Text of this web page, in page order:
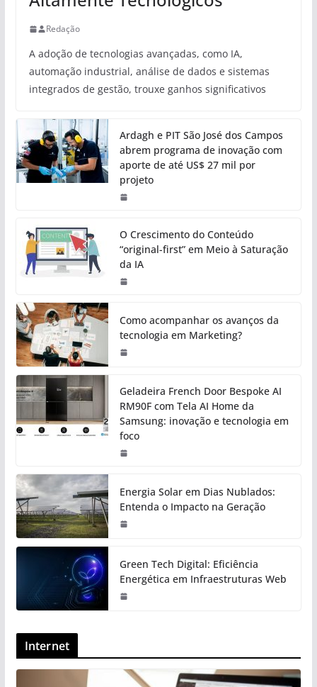
Redação
A adoção de tecnologias avançadas, como IA,
automação industrial, análise de dados e sistemas
integrados de gestão, trouxe ganhos significativos
Ardagh e PIT São José dos Campos
abrem programa de inovação com
aporte de até US$ 27 mil por
projeto
O Crescimento do Conteúdo
“original-first” em Meio à Saturação
da IA
Como acompanhar os avanços da
tecnologia em Marketing?
Geladeira French Door Bespoke AI
RM90F com Tela AI Home da
Samsung: inovação e tecnologia em
foco
Energia Solar em Dias Nublados:
Entenda o Impacto na Geração
Green Tech Digital: Eficiência
Energética em Infraestruturas Web
Internet